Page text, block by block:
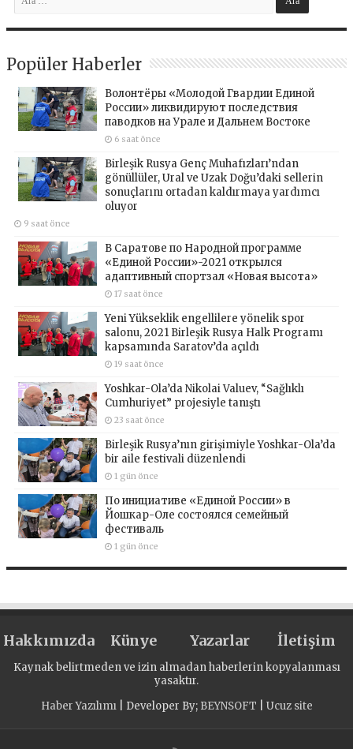
Popüler Haberler
Волонтёры «Молодой Гвардии Единой
России» ликвидируют последствия
паводков на Урале и Дальнем Востоке
6 saat önce
Birleşik Rusya Genç Muhafızları’ndan
gönüllüler, Ural ve Uzak Doğu’daki sellerin
sonuçlarını ortadan kaldırmaya yardımcı
oluyor
9 saat önce
В Саратове по Народной программе
«Единой России»-2021 открылся
адаптивный спортзал «Новая высота»
17 saat önce
Yeni Yükseklik engellilere yönelik spor
salonu, 2021 Birleşik Rusya Halk Programı
kapsamında Saratov’da açıldı
19 saat önce
Yoshkar-Ola’da Nikolai Valuev, “Sağlıklı
Cumhuriyet” projesiyle tanıştı
23 saat önce
Birleşik Rusya’nın girişimiyle Yoshkar-Ola’da
bir aile festivali düzenlendi
1 gün önce
По инициативе «Единой России» в
Йошкар-Оле состоялся семейный
фестиваль
1 gün önce
Hakkımızda Künye Yazarlar İletişim
Kaynak belirtmeden ve izin almadan haberlerin kopyalanması
yasaktır.
Haber Yazılımı| Developer By; BEYNSOFT Ucuz site